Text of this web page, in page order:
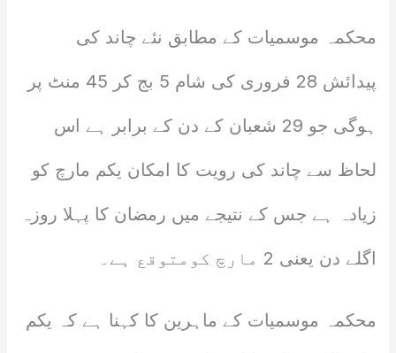
محکمہ موسمیات کے مطابق نئے چاند کی
پیدائش 28 فروری کی شام 5 بج کر 45 منٹ پر
ہوگی جو 29 شعبان کے دن کے برابر ہے اس
لحاظ سے چاند کی رویت کا امکان یکم مارچ کو
زیادہ ہے جس کے نتیجے میں رمضان کا پہلا روزہ
اگلے دن یعنی 2 مارچ کومتوقع ہے۔
محکمہ موسمیات کے ماہرین کا کہنا ہے کہ یکم